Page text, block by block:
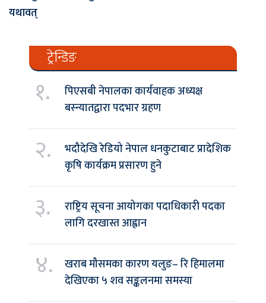
यथावत्
ट्रेन्डिङ
१.
पिएसबी नेपालका कार्यवाहक अध्यक्ष
बस्न्यातद्वारा पदभार ग्रहण
२.
भदौदेखि रेडियो नेपाल धनकुटाबाट प्रादेशिक
कृषि कार्यक्रम प्रसारण हुने
३.
राष्ट्रिय सूचना आयोगका पदाधिकारी पदका
लागि दरखास्त आह्वान
४.
खराब मौसमका कारण यलुङ– रि हिमालमा
देखिएका ५ शव सङ्कलनमा समस्या